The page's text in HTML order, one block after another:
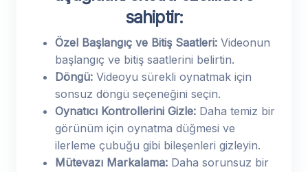
sahiptir:
Özel Başlangıç ​​ve Bitiş Saatleri: Videonun
başlangıç ​​ve bitiş saatlerini belirtin.
Döngü: Videoyu sürekli oynatmak için
sonsuz döngü seçeneğini seçin.
Oynatıcı Kontrollerini Gizle: Daha temiz bir
görünüm için oynatma düğmesi ve
ilerleme çubuğu gibi bileşenleri gizleyin.
Mütevazı Markalama: Daha sorunsuz bir